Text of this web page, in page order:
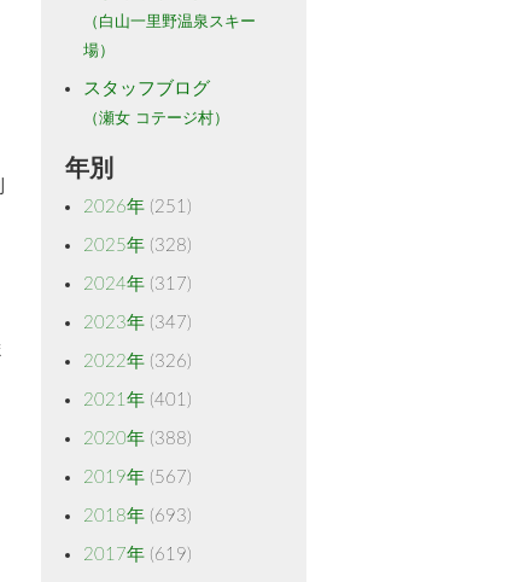
（白山一里野温泉スキー
場）
スタッフブログ
（瀬女 コテージ村）
年別
2026年 (251)
2025年 (328)
2024年 (317)
2023年 (347)
2022年 (326)
2021年 (401)
2020年 (388)
2019年 (567)
2018年 (693)
2017年 (619)